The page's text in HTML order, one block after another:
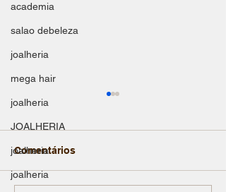
academia
salao debeleza
joalheria
mega hair
joalheria
JOALHERIA
joalheria
joalheriaSalomão Jóias
Comentários